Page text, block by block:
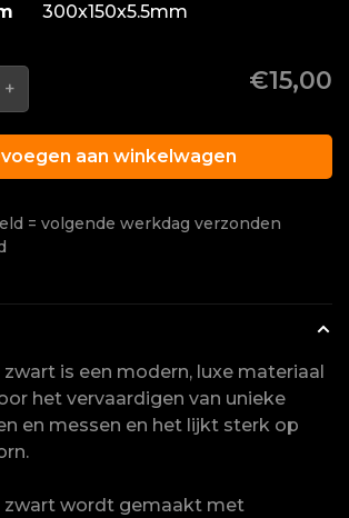
300x150x5.5mm
+ €15,00
aan winkelwagen
= volgende werkdag verzonden
is een modern, luxe materiaal
het vervaardigen van unieke
en messen en het lijkt sterk op
zwart wordt gemaakt met